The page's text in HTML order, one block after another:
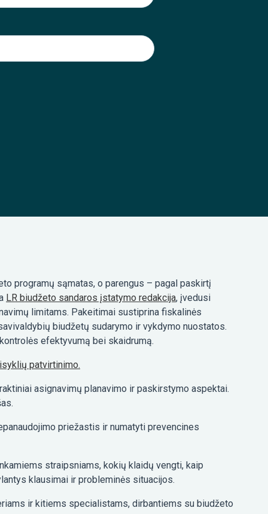
programų sąmatas, o parengus – pagal paskirtį
LR biudžeto sandaros įstatymo redakcija, įvedusi
limitams. Pakeitimai sustiprina fiskalinės
biudžetų sudarymo ir vykdymo nuostatos.
efektyvumą bei skaidrumą.
patvirtinimo.
asignavimų planavimo ir paskirstymo aspektai.
priežastis ir numatyti prevencines
straipsniams, kokių klaidų vengti, kaip
klausimai ir probleminės situacijos.
ir kitiems specialistams, dirbantiems su biudžeto